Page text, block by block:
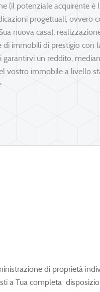
(il potenziale acquirente è
progettuali, ovvero
nuova casa),
di immobili di prestigio con
garantirvi un reddito,
vostro immobile a livello
di proprietà
a Tua completa